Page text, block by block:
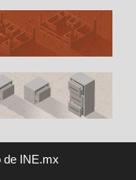
de INE.mx